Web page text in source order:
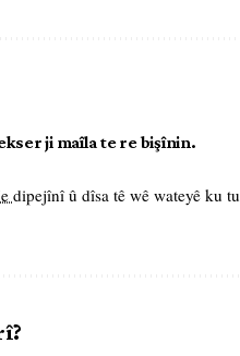
ji maîla te re bişînin.
dipejînî û dîsa tê wê wateyê ku tu